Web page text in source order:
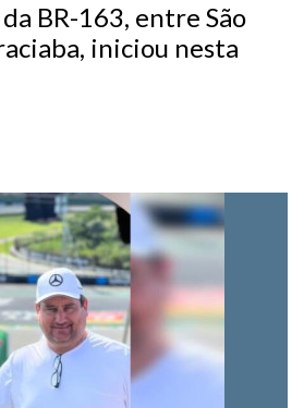
BR-163, entre São
iniciou nesta